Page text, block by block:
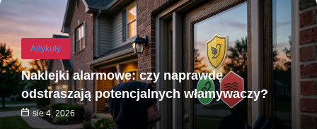
Artykuły
Naklejki alarmowe: czy naprawdę
odstraszają potencjalnych włamywaczy?
sie 4, 2026